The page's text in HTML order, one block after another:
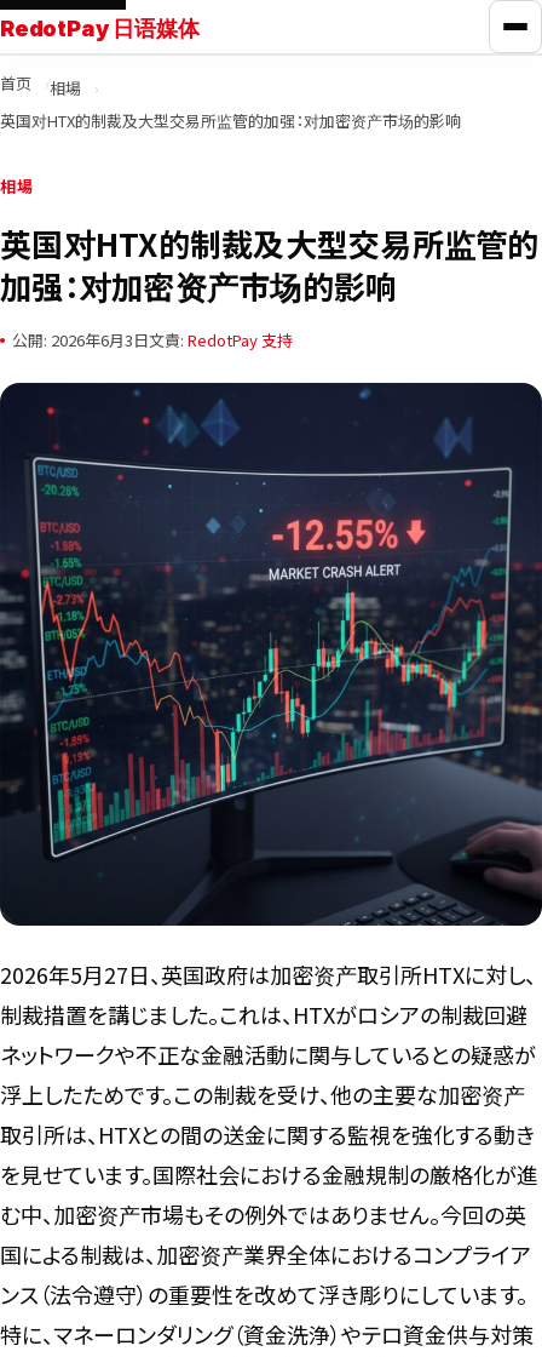
RedotPay 日语媒体 打
RedotPay指南
信用卡对比
学习
新闻
工具
联系我们
言語
首页
相場
英国对HTX的制裁及大型交易所监管的加强：对加密资产市场的影响
相場
英国对HTX的制裁及大型交易所监管的
加强：对加密资产市场的影响
公開: 2026年6月3日文責: RedotPay 支持
2026年5月27日、英国政府は加密资产取引所HTXに対し、
制裁措置を講じました。これは、HTXがロシアの制裁回避
ネットワークや不正な金融活動に関与しているとの疑惑が
浮上したためです。この制裁を受け、他の主要な加密资产
取引所は、HTXとの間の送金に関する監視を強化する動き
を見せています。国際社会における金融規制の厳格化が進
む中、加密资产市場もその例外ではありません。今回の英
国による制裁は、加密资产業界全体におけるコンプライア
ンス（法令遵守）の重要性を改めて浮き彫りにしています。
特に、マネーロンダリング（資金洗浄）やテロ資金供与対策